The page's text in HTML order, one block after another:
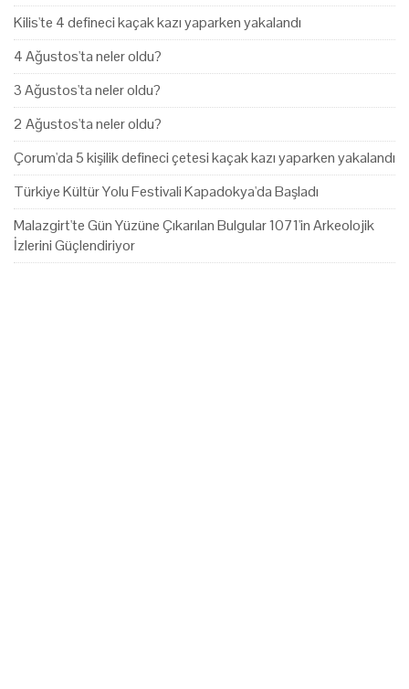
Kilis'te 4 defineci kaçak kazı yaparken yakalandı
4 Ağustos'ta neler oldu?
3 Ağustos'ta neler oldu?
2 Ağustos'ta neler oldu?
Çorum'da 5 kişilik defineci çetesi kaçak kazı yaparken yakalandı
Türkiye Kültür Yolu Festivali Kapadokya'da Başladı
Malazgirt'te Gün Yüzüne Çıkarılan Bulgular 1071'in Arkeolojik
İzlerini Güçlendiriyor